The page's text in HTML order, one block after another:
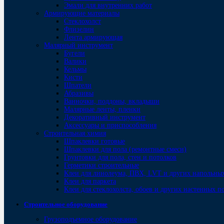
Эмали для внутренних работ
Армирующие материалы
Стеклохолст
Флизелин
Лента армирующая
Малярный инструмент
Бугели
Валики
Кельмы
Кисти
Шпатели
Абразивы
Ванночки, поддоны, вкладыши
Малярные ленты, пленки
Декоративный инструмент
Аксессуары и приспособления
Строительная химия
Шпаклевки готовые
Шпаклевки для пола (ремонтные смеси)
Грунтовки для пола, стен и потолков
Герметики строительные
Клеи для линолеума, ПВХ, LVT и других
Клеи для паркета
Клеи для стеклохолста, обоев и других настенных
Строительное оборудование
Грузоподъемное оборудование